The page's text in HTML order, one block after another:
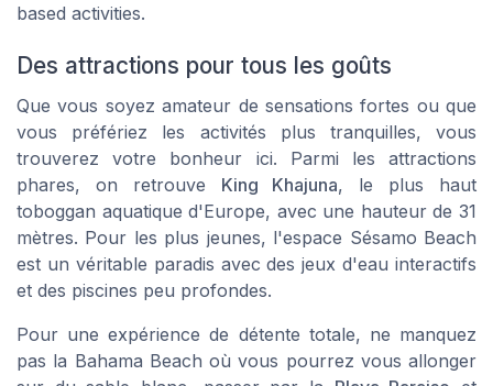
based activities.
Des attractions pour tous les goûts
Que vous soyez amateur de sensations fortes ou que
vous préfériez les activités plus tranquilles, vous
trouverez votre bonheur ici. Parmi les attractions
phares, on retrouve King Khajuna, le plus haut
toboggan aquatique d'Europe, avec une hauteur de 31
mètres. Pour les plus jeunes, l'espace Sésamo Beach
est un véritable paradis avec des jeux d'eau interactifs
et des piscines peu profondes.
Pour une expérience de détente totale, ne manquez
pas la Bahama Beach où vous pourrez vous allonger